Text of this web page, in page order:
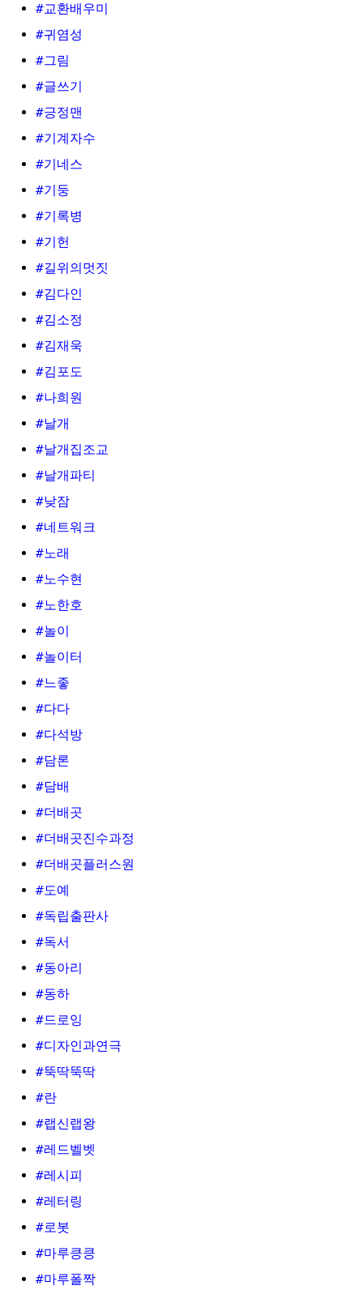
#교환배우미
#귀염성
#그림
#글쓰기
#긍정맨
#기계자수
#기네스
#기둥
#기록병
#기헌
#길위의멋짓
#김다인
#김소정
#김재욱
#김포도
#나희원
#날개
#날개집조교
#날개파티
#낮잠
#네트워크
#노래
#노수현
#노한호
#놀이
#놀이터
#느좋
#다다
#다석방
#담론
#담배
#더배곳
#더배곳진수과정
#더배곳플러스원
#도예
#독립출판사
#독서
#동아리
#동하
#드로잉
#디자인과연극
#뚝딱뚝딱
#란
#랩신랩왕
#레드벨벳
#레시피
#레터링
#로봇
#마루킁킁
#마루폴짝